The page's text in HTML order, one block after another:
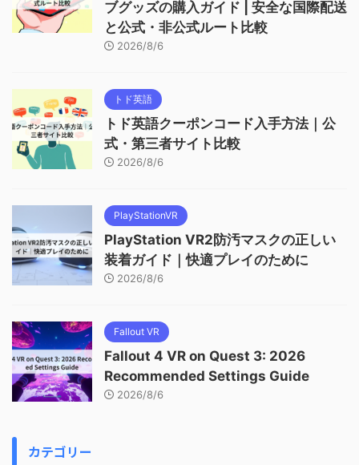
ブグッズの購入ガイド | 安全な国際配送
と公式・非公式ルート比較
2026/8/6
トド英語
トド英語クーポンコード入手方法｜公
式・第三者サイト比較
2026/8/6
PlayStationVR
PlayStation VR2防汚マスクの正しい
装着ガイド｜快適プレイのために
2026/8/6
Fallout VR
Fallout 4 VR on Quest 3: 2026
Recommended Settings Guide
2026/8/6
カテゴリー